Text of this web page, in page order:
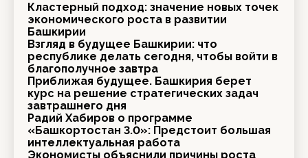
Кластерный подход: значение новых точек
экономического роста в развитии
Башкирии
Взгляд в будущее Башкирии: что
республике делать сегодня, чтобы войти в
благополучное завтра
Приближая будущее. Башкирия берет
курс на решение стратегических задач
завтрашнего дня
Радий Хабиров о программе
«Башкортостан 3.0»: Предстоит большая
интеллектуальная работа
Экономисты объяснили причины роста